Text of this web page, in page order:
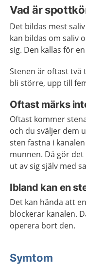
Vad är
Det bildas mest
kan bildas om saliv
sig. Den kallas för
Stenen är oftast två
bli större, upp till
Oftast märks
Oftast kommer
och du sväljer dem
sten fastna i
munnen. Då gör
ut av sig själv med
Ibland kan en
Det kan hända att
blockerar kanalen.
operera bort den.
Symtom